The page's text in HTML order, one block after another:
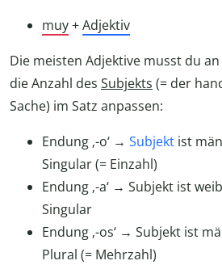
muy+Adjektiv
Die meisten Adjektive musst du
die Anzahl des Subjekts (= der
Sache) im Satz anpassen:
Endung ‚-o‘ → Subjekt ist
Singular (= Einzahl)
Endung ‚-a‘ → Subjekt ist
Singular
Endung ‚-os‘ → Subjekt ist
Plural (= Mehrzahl)